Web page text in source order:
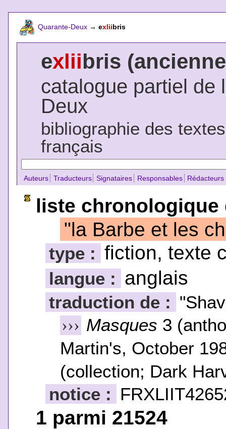
Quarante-Deux → exliibris
exliibris
catalogue partiel de
Deux
bibliographie des
français
Auteurs Traducteurs Signataires Responsables Rédacteurs
liste chronologique
"la Barbe et les
type : fiction, texte
langue : anglais
traduction de :
››› Masques 3
Martin's, October
(collection; Dark
notice :
1 parmi 21524